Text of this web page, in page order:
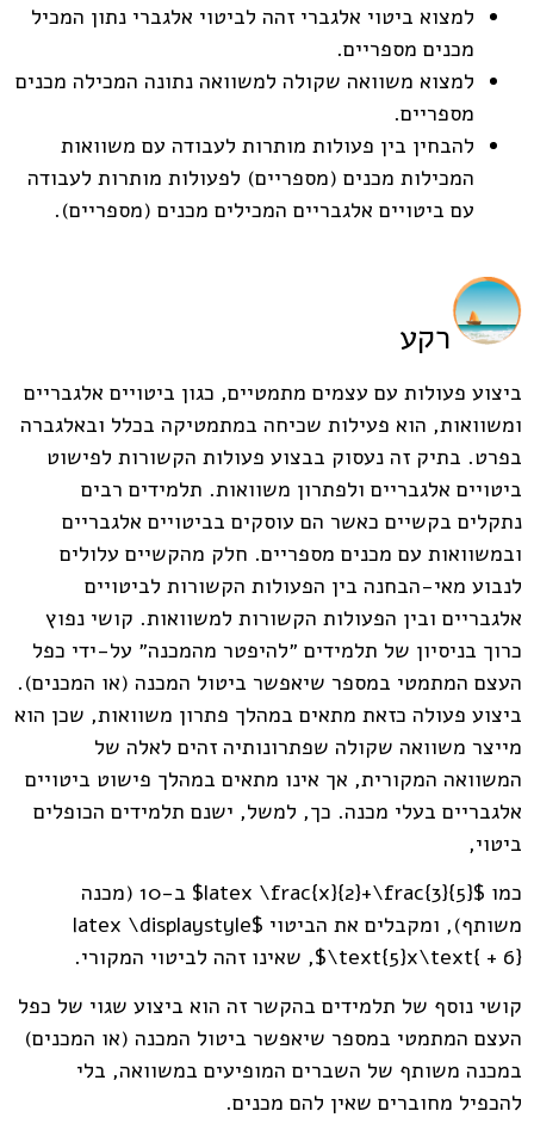
למצוא ביטוי אלגברי זהה לביטוי אלגברי נתון המכיל
מכנים מספריים.
למצוא משוואה שקולה למשוואה נתונה המכילה מכנים
מספריים.
להבחין בין פעולות מותרות לעבודה עם משוואות
המכילות מכנים (מספריים) לפעולות מותרות לעבודה
עם ביטויים אלגבריים המכילים מכנים (מספריים).
רקע
ביצוע פעולות עם עצמים מתמטיים, כגון ביטויים אלגבריים
ומשוואות, הוא פעילות שכיחה במתמטיקה בכלל ובאלגברה
בפרט. בתיק זה נעסוק בבצוע פעולות הקשורות לפישוט
ביטויים אלגבריים ולפתרון משוואות. תלמידים רבים
נתקלים בקשיים כאשר הם עוסקים בביטויים אלגבריים
ובמשוואות עם מכנים מספריים. חלק מהקשיים עלולים
לנבוע מאי-הבחנה בין הפעולות הקשורות לביטויים
אלגבריים ובין הפעולות הקשורות למשוואות. קושי נפוץ
כרוך בניסיון של תלמידים ״להיפטר מהמכנה״ על-ידי כפל
העצם המתמטי במספר שיאפשר ביטול המכנה (או המכנים).
ביצוע פעולה כזאת מתאים במהלך פתרון משוואות, שכן הוא
מייצר משוואה שקולה שפתרונותיה זהים לאלה של
המשוואה המקורית, אך אינו מתאים במהלך פישוט ביטויים
אלגבריים בעלי מכנה. כך, למשל, ישנם תלמידים הכופלים
ביטוי,
כמו $latex \frac{x}{2}+\frac{3}{5}$ ב-10 (מכנה
משותף), ומקבלים את הביטוי $latex \displaystyle
\text{5}x\text{ + 6}$, שאינו זהה לביטוי המקורי.
קושי נוסף של תלמידים בהקשר זה הוא ביצוע שגוי של כפל
העצם המתמטי במספר שיאפשר ביטול המכנה (או המכנים)
במכנה משותף של השברים המופיעים במשוואה, בלי
להכפיל מחוברים שאין להם מכנים.